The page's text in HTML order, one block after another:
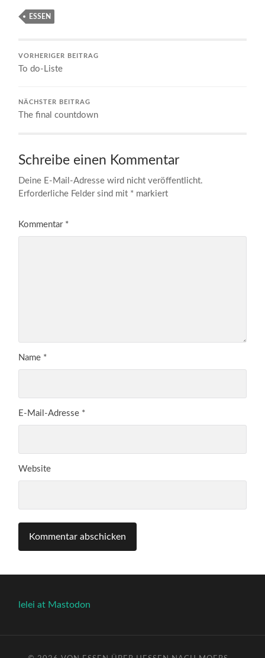
ESSEN
VORHERIGER BEITRAG
To do-Liste
NÄCHSTER BEITRAG
The final countdown
Schreibe einen Kommentar
Deine E-Mail-Adresse wird nicht veröffentlicht.
Erforderliche Felder sind mit * markiert
Kommentar *
Name *
E-Mail-Adresse *
Website
lelei at Mastodon